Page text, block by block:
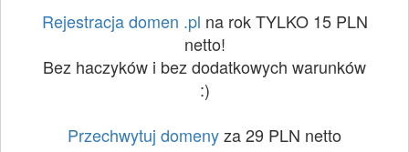
Rejestracja domen .pl na rok TYLKO 15 PLN
netto!
Bez haczyków i bez dodatkowych warunków
:)
Przechwytuj domenyza 29 PLN netto